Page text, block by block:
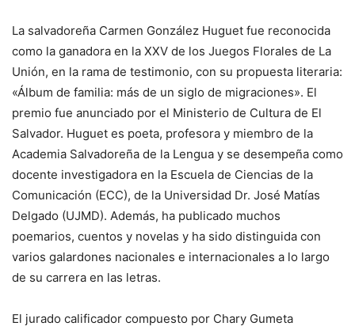
La salvadoreña Carmen González Huguet fue reconocida
como la ganadora en la XXV de los Juegos Florales de La
Unión, en la rama de testimonio, con su propuesta literaria:
«Álbum de familia: más de un siglo de migraciones». El
premio fue anunciado por el Ministerio de Cultura de El
Salvador. Huguet es poeta, profesora y miembro de la
Academia Salvadoreña de la Lengua y se desempeña como
docente investigadora en la Escuela de Ciencias de la
Comunicación (ECC), de la Universidad Dr. José Matías
Delgado (UJMD). Además, ha publicado muchos
poemarios, cuentos y novelas y ha sido distinguida con
varios galardones nacionales e internacionales a lo largo
de su carrera en las letras.
El jurado calificador compuesto por Chary Gumeta